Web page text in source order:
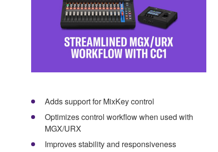
Adds support for MixKey control
Optimizes control workflow when used with
MGX/URX
Improves stability and responsiveness